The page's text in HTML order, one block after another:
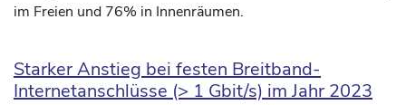
im Freien und 76% in Innenräumen.
Starker Anstieg bei festen Breitband-
Internetanschlüsse (> 1 Gbit/s) im Jahr 2023